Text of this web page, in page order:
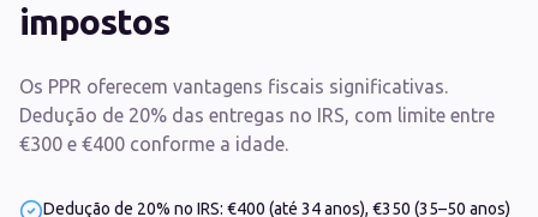
impostos
Os PPR oferecem vantagens fiscais significativas.
Dedução de 20% das entregas no IRS, com limite entre
€300 e €400 conforme a idade.
Dedução de 20% no IRS: €400 (até 34 anos), €350 (35–50 anos)